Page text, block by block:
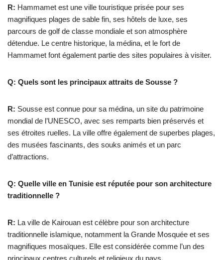
R: Hammamet est une ville touristique prisée pour ses
magnifiques plages de sable fin, ses hôtels de luxe, ses
parcours de golf de classe mondiale et son atmosphère
détendue. Le centre historique, la médina, et le fort de
Hammamet font également partie des sites populaires à visiter.
Q: Quels sont les principaux attraits de Sousse ?
R: Sousse est connue pour sa médina, un site du patrimoine
mondial de l’UNESCO, avec ses remparts bien préservés et
ses étroites ruelles. La ville offre également de superbes plages,
des musées fascinants, des souks animés et un parc
d’attractions.
Q: Quelle ville en Tunisie est réputée pour son architecture
traditionnelle ?
R: La ville de Kairouan est célèbre pour son architecture
traditionnelle islamique, notamment la Grande Mosquée et ses
magnifiques mosaïques. Elle est considérée comme l’un des
principaux centres culturels et religieux du pays.